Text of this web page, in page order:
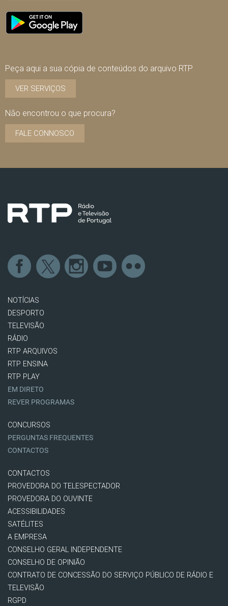
Peça aqui a sua cópia de conteúdos do arquivo RTP
VER SERVIÇOS
Não encontrou o que procura?
FALE CONNOSCO
NOTÍCIAS
DESPORTO
TELEVISÃO
RÁDIO
RTP ARQUIVOS
RTP ENSINA
RTP PLAY
EM DIRETO
REVER PROGRAMAS
CONCURSOS
PERGUNTAS FREQUENTES
CONTACTOS
CONTACTOS
PROVEDORA DO TELESPECTADOR
PROVEDORA DO OUVINTE
ACESSIBILIDADES
SATÉLITES
A EMPRESA
CONSELHO GERAL INDEPENDENTE
CONSELHO DE OPINIÃO
CONTRATO DE CONCESSÃO DO SERVIÇO PÚBLICO DE RÁDIO E
TELEVISÃO
RGPD